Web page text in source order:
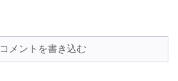
コメントを書き込む